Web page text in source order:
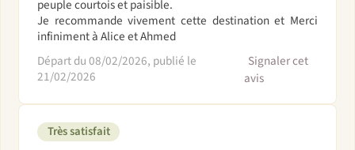
peuple courtois et paisible.
Je recommande vivement cette destination et Merci
infiniment à Alice et Ahmed
Départ du 08/02/2026, publié le
21/02/2026
Signaler cet
avis
Très satisfait